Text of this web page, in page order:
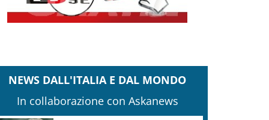
NEWS DALL'ITALIA E DAL MONDO
In collaborazione con Askanews